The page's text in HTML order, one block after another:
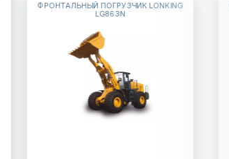
ФРОНТАЛЬНЫЙ ПОГРУЗЧИК LONKING
LG863N